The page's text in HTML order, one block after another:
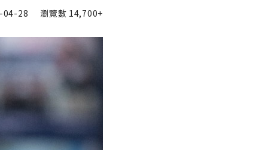
04-28 瀏覽數 14,700+